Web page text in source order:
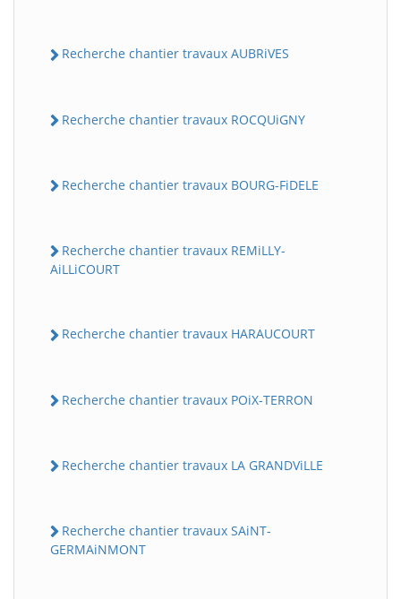
Recherche chantier travaux AUBRiVES
Recherche chantier travaux ROCQUiGNY
Recherche chantier travaux BOURG-FiDELE
Recherche chantier travaux REMiLLY-
AiLLiCOURT
Recherche chantier travaux HARAUCOURT
Recherche chantier travaux POiX-TERRON
Recherche chantier travaux LA GRANDViLLE
Recherche chantier travaux SAiNT-
GERMAiNMONT